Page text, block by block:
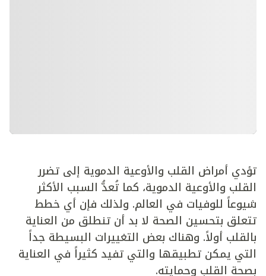
تؤدي أمراض القلب والأوعية الدموية إلى تضرر
القلب والأوعية الدموية، كما تُعدُّ السبب الأكثر
شيوعاً للوفيات في العالم. ولذلك فإن أي خطط
تتعلق بتحسين الصحة لا بد أن تنطلق من العناية
بالقلب أولاً. وهناك بعض التغييرات البسيطة جداً
التي يمكن تطبيقها والتي تفيد كثيراً في العناية
بصحة القلب وحمايته.